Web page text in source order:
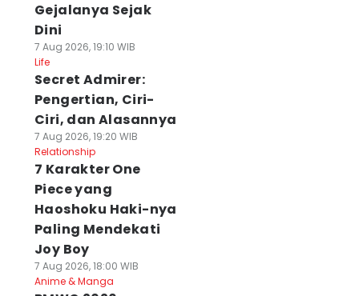
Gejalanya Sejak
Dini
7 Aug 2026, 19:10 WIB
Life
Secret Admirer:
Pengertian, Ciri-
Ciri, dan Alasannya
7 Aug 2026, 19:20 WIB
Relationship
7 Karakter One
Piece yang
Haoshoku Haki-nya
Paling Mendekati
Joy Boy
7 Aug 2026, 18:00 WIB
Anime & Manga